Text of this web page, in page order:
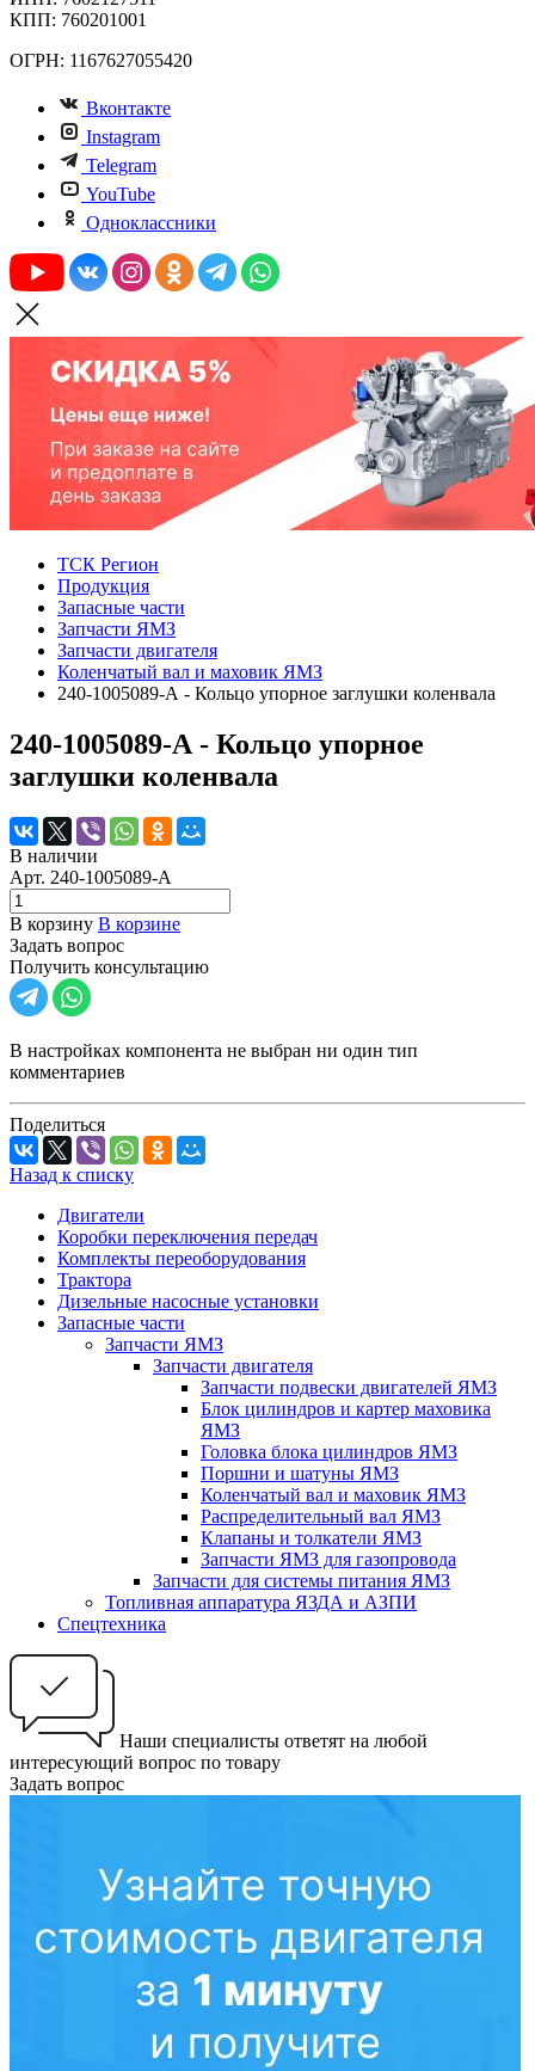
КПП: 760201001
ОГРН: 1167627055420
Вконтакте
Instagram
Telegram
YouTube
Одноклассники
ТСК Регион
Продукция
Запасные части
Запчасти ЯМЗ
Запчасти двигателя
Коленчатый вал и маховик ЯМЗ
240-1005089-А - Кольцо упорное заглушки коленвала
240-1005089-А - Кольцо упорное
заглушки коленвала
В наличии
Арт. 240-1005089-А
В корзину В корзине
Задать вопрос
Получить консультацию
В настройках компонента не выбран ни один тип
комментариев
Поделиться
Назад к списку
Двигатели
Коробки переключения передач
Комплекты переоборудования
Трактора
Дизельные насосные установки
Запасные части
Запчасти ЯМЗ
Запчасти двигателя
Запчасти подвески двигателей ЯМЗ
Блок цилиндров и картер маховика
ЯМЗ
Головка блока цилиндров ЯМЗ
Поршни и шатуны ЯМЗ
Коленчатый вал и маховик ЯМЗ
Распределительный вал ЯМЗ
Клапаны и толкатели ЯМЗ
Запчасти ЯМЗ для газопровода
Запчасти для системы питания ЯМЗ
Топливная аппаратура ЯЗДА и АЗПИ
Спецтехника
Наши специалисты ответят на любой
интересующий вопрос по товару
Задать вопрос